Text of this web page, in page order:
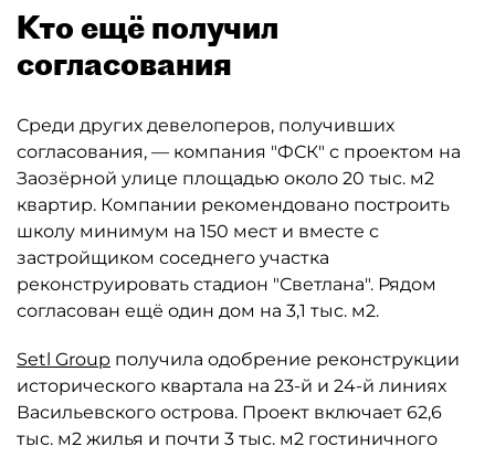
Кто ещё получил
согласования
Среди других девелоперов, получивших
согласования, — компания "ФСК" с проектом на
Заозёрной улице площадью около 20 тыс. м2
квартир. Компании рекомендовано построить
школу минимум на 150 мест и вместе с
застройщиком соседнего участка
реконструировать стадион "Светлана". Рядом
согласован ещё один дом на 3,1 тыс. м2.
Setl Group получила одобрение реконструкции
исторического квартала на 23-й и 24-й линиях
Васильевского острова. Проект включает 62,6
тыс. м2 жилья и почти 3 тыс. м2 гостиничного